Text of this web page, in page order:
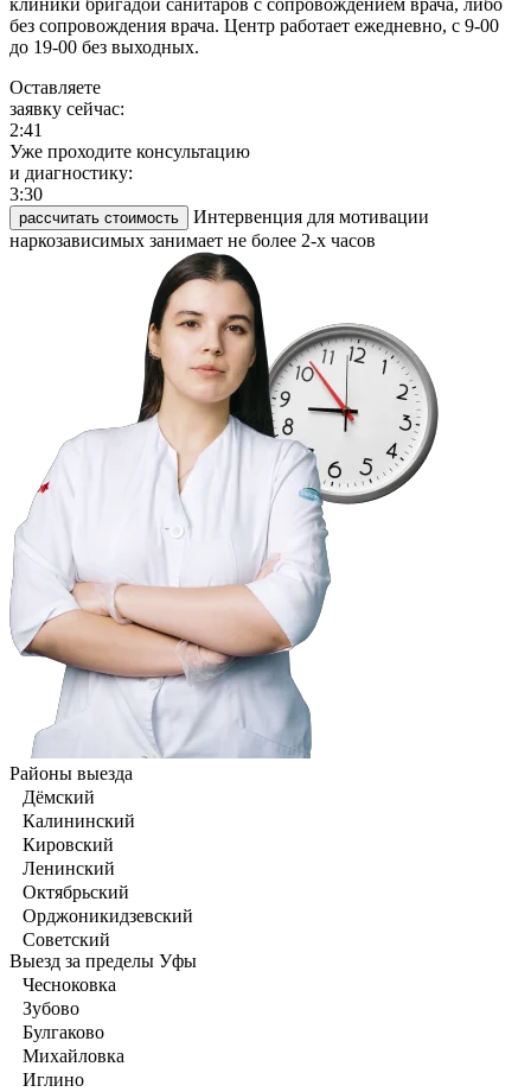
клиники бригадой санитаров с сопровождением врача, либо
без сопровождения врача. Центр работает ежедневно, с 9-00
до 19-00 без выходных.
Оставляете
заявку сейчас:
2:41
Уже проходите консультацию
и диагностику:
3:30
рассчитать стоимость
Интервенция для мотивации
наркозависимых занимает не более 2-х часов
Районы выезда
Дёмский
Калининский
Кировский
Ленинский
Октябрьский
Орджоникидзевский
Советский
Выезд за пределы Уфы
Чесноковка
Зубово
Булгаково
Михайловка
Иглино